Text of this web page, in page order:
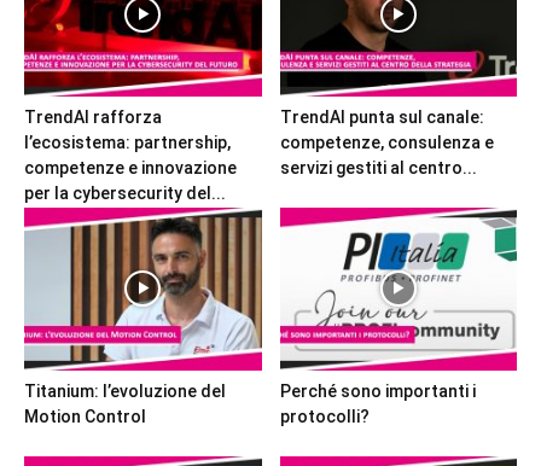
TrendAI rafforza
l’ecosistema: partnership,
competenze e innovazione
per la cybersecurity del...
TrendAI punta sul canale:
competenze, consulenza e
servizi gestiti al centro...
Titanium: l’evoluzione del
Motion Control
Perché sono importanti i
protocolli?